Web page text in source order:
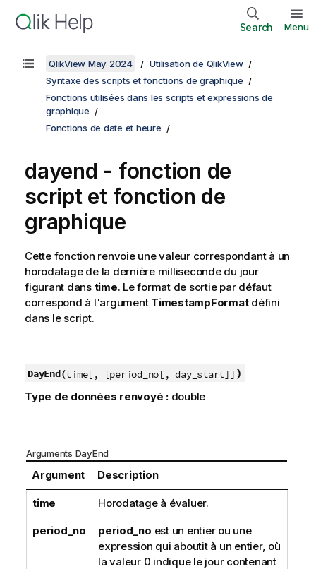
Search Menu
QlikView May 2024
Utilisation de QlikView
Syntaxe des scripts et fonctions de graphique
Fonctions utilisées dans les scripts et expressions de
graphique
Fonctions de date et heure
dayend - fonction de
script et fonction de
graphique
Cette fonction renvoie une valeur correspondant à un
horodatage de la dernière milliseconde du jour
figurant dans time. Le format de sortie par défaut
correspond à l'argument TimestampFormatdéfini
dans le script.
DayEnd(time[, [period_no[, day_start]] )
Type de données renvoyé :double
Arguments DayEnd
Argument Description
time Horodatage à évaluer.
period_no period_no est un entier ou une
expression qui aboutit à un entier, où
la valeur 0 indique le jour contenant